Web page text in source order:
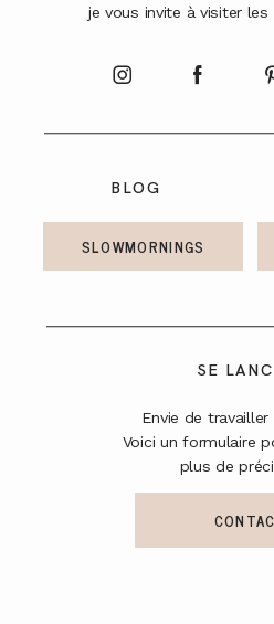
BLOG
SE
SLOWMORNINGS
Envie de
Voici un formulaire
plus de
je vous invite à visiter